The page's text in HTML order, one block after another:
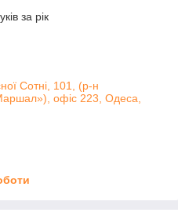
за рік
Сотні, 101, (р-н
офіс 223, Одеса,